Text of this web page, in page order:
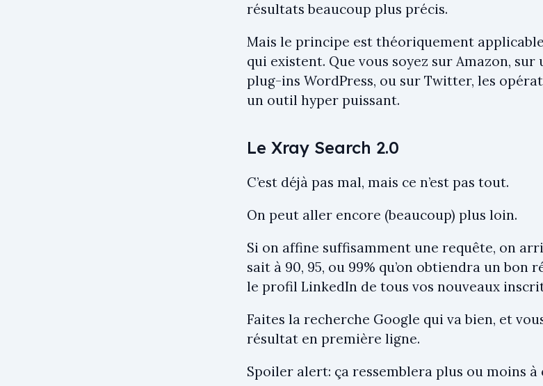
résultats beaucoup plus précis.
Mais le principe est théoriquement
qui existent. Que vous soyez sur Amazon,
plug-ins WordPress, ou sur Twitter, les
un outil hyper puissant.
Le Xray Search 2.0
C’est déjà pas mal, mais ce n’est pas tout.
On peut aller encore (beaucoup) plus loin.
Si on affine suffisamment une requête, on
sait à 90, 95, ou 99% qu’on obtiendra un
le profil LinkedIn de tous vos nouveaux
Faites la recherche Google qui va bien, et
résultat en première ligne.
Spoiler alert: ça ressemblera plus ou moins à